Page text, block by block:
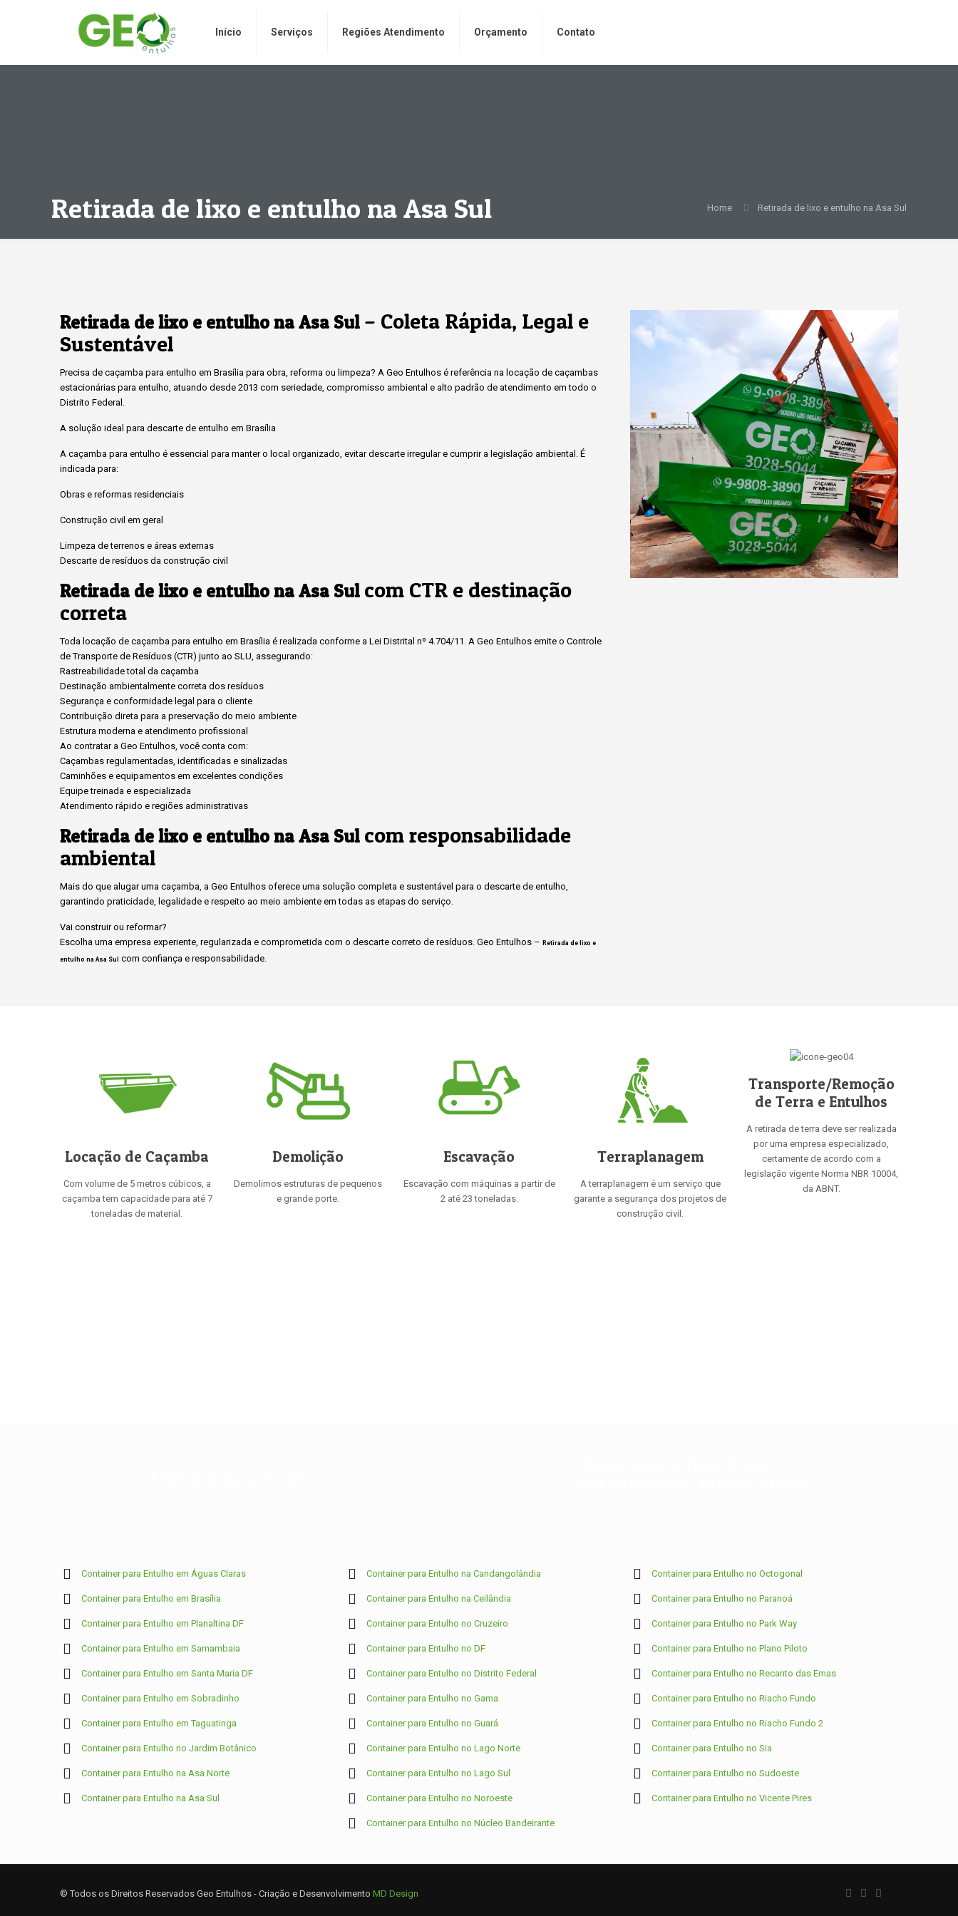
Início Serviços Regiões Atendimento Orçamento Contato
Retirada de lixo e entulho na Asa Sul Home Retirada de lixo e entulho na Asa Sul
Retirada de lixo e entulho na Asa Sul– Coleta Rápida, Legal e
Sustentável
Precisa de caçamba para entulho em Brasília para obra, reforma ou limpeza? A Geo Entulhos é referência na locação de caçambas
estacionárias para entulho, atuando desde 2013 com seriedade, compromisso ambiental e alto padrão de atendimento em todo o
Distrito Federal.
A solução ideal para descarte de entulho em Brasília
A caçamba para entulho é essencial para manter o local organizado, evitar descarte irregular e cumprir a legislação ambiental. É
indicada para:
Obras e reformas residenciais
Construção civil em geral
Limpeza de terrenos e áreas externas
Descarte de resíduos da construção civil
Retirada de lixo e entulho na Asa Sulcom CTR e destinação
correta
Toda locação de caçamba para entulho em Brasília é realizada conforme a Lei Distrital nº 4.704/11. A Geo Entulhos emite o Controle
de Transporte de Resíduos (CTR) junto ao SLU, assegurando:
Rastreabilidade total da caçamba
Destinação ambientalmente correta dos resíduos
Segurança e conformidade legal para o cliente
Contribuição direta para a preservação do meio ambiente
Estrutura moderna e atendimento profissional
Ao contratar a Geo Entulhos, você conta com:
Caçambas regulamentadas, identificadas e sinalizadas
Caminhões e equipamentos em excelentes condições
Equipe treinada e especializada
Atendimento rápido e regiões administrativas
Retirada de lixo e entulho na Asa Sulcom responsabilidade
ambiental
Mais do que alugar uma caçamba, a Geo Entulhos oferece uma solução completa e sustentável para o descarte de entulho,
garantindo praticidade, legalidade e respeito ao meio ambiente em todas as etapas do serviço.
Vai construir ou reformar?
Escolha uma empresa experiente, regularizada e comprometida com o descarte correto de resíduos. Geo Entulhos – Retirada de lixo e
entulho na Asa Sul com confiança e responsabilidade.
Locação de Caçamba
Com volume de 5 metros cúbicos, a
caçamba tem capacidade para até 7
toneladas de material.
Demolição
Demolimos estruturas de pequenos
e grande porte.
Escavação
Escavação com máquinas a partir de
2 até 23 toneladas.
Terraplanagem
A terraplanagem é um serviço que
garante a segurança dos projetos de
construção civil.
Transporte/Remoção
de Terra e Entulhos
A retirada de terra deve ser realizada
por uma empresa especializado,
certamente de acordo com a
legislação vigente Norma NBR 10004,
da ABNT.
Container para Entulho em Águas Claras
Container para Entulho em Brasília
Container para Entulho em Planaltina DF
Container para Entulho em Samambaia
Container para Entulho em Santa Maria DF
Container para Entulho em Sobradinho
Container para Entulho em Taguatinga
Container para Entulho no Jardim Botânico
Container para Entulho na Asa Norte
Container para Entulho na Asa Sul
Container para Entulho na Candangolândia
Container para Entulho na Ceilândia
Container para Entulho no Cruzeiro
Container para Entulho no DF
Container para Entulho no Distrito Federal
Container para Entulho no Gama
Container para Entulho no Guará
Container para Entulho no Lago Norte
Container para Entulho no Lago Sul
Container para Entulho no Noroeste
Container para Entulho no Núcleo Bandeirante
Container para Entulho no Octogonal
Container para Entulho no Paranoá
Container para Entulho no Park Way
Container para Entulho no Plano Piloto
Container para Entulho no Recanto das Emas
Container para Entulho no Riacho Fundo
Container para Entulho no Riacho Fundo 2
Container para Entulho no Sia
Container para Entulho no Sudoeste
Container para Entulho no Vicente Pires
© Todos os Direitos Reservados Geo Entulhos - Criação e Desenvolvimento MD Design